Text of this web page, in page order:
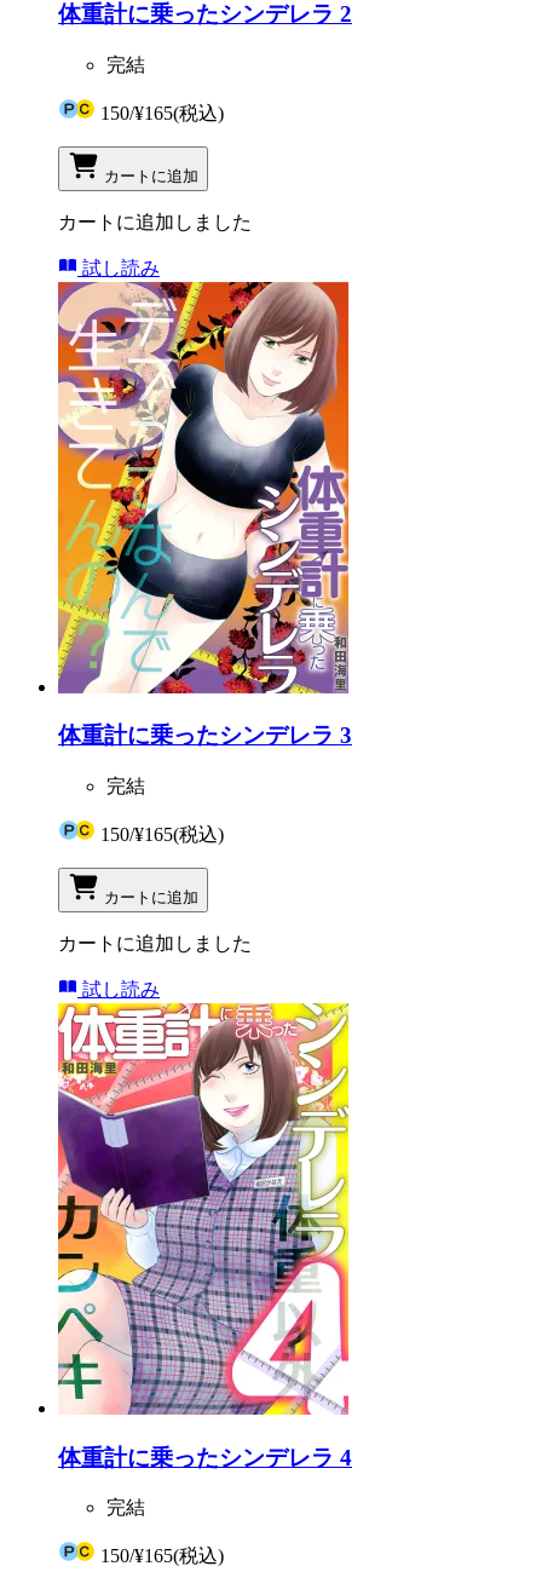
体重計に乗ったシンデレラ 2
完結
150/¥165(税込)
カートに追加
カートに追加しました
試し読み
体重計に乗ったシンデレラ 3
完結
150/¥165(税込)
カートに追加
カートに追加しました
試し読み
体重計に乗ったシンデレラ 4
完結
150/¥165(税込)